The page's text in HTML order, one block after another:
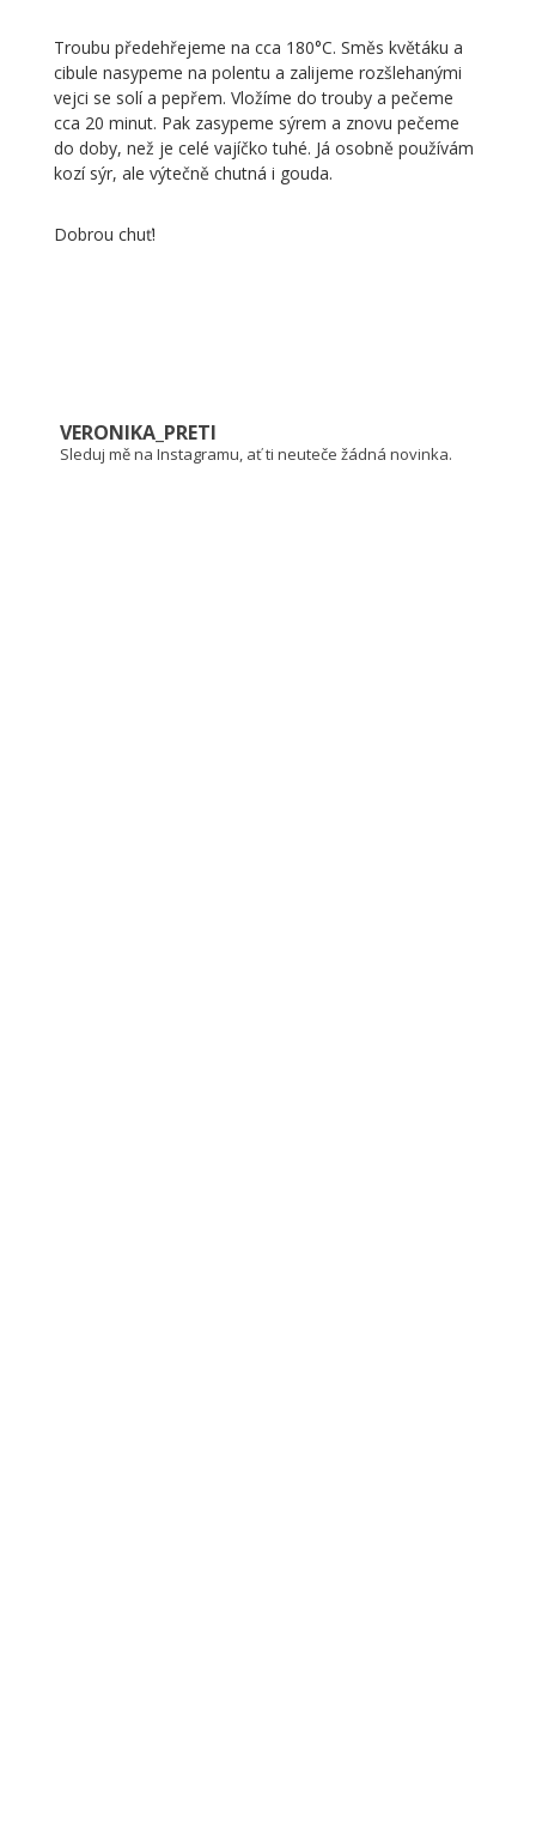
Troubu předehřejeme na cca 180°C. Směs květáku a
cibule nasypeme na polentu a zalijeme rozšlehanými
vejci se solí a pepřem. Vložíme do trouby a pečeme
cca 20 minut. Pak zasypeme sýrem a znovu pečeme
do doby, než je celé vajíčko tuhé. Já osobně používám
kozí sýr, ale výtečně chutná i gouda.
Dobrou chuť!
VERONIKA_PRETI
Sleduj mě na Instagramu, ať ti neuteče žádná novinka.